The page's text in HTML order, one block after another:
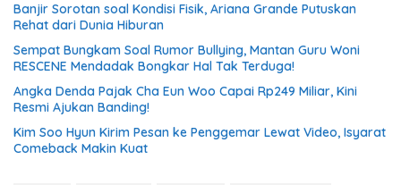
Banjir Sorotan soal Kondisi Fisik, Ariana Grande Putuskan
Rehat dari Dunia Hiburan
Sempat Bungkam Soal Rumor Bullying, Mantan Guru Woni
RESCENE Mendadak Bongkar Hal Tak Terduga!
Angka Denda Pajak Cha Eun Woo Capai Rp249 Miliar, Kini
Resmi Ajukan Banding!
Kim Soo Hyun Kirim Pesan ke Penggemar Lewat Video, Isyarat
Comeback Makin Kuat